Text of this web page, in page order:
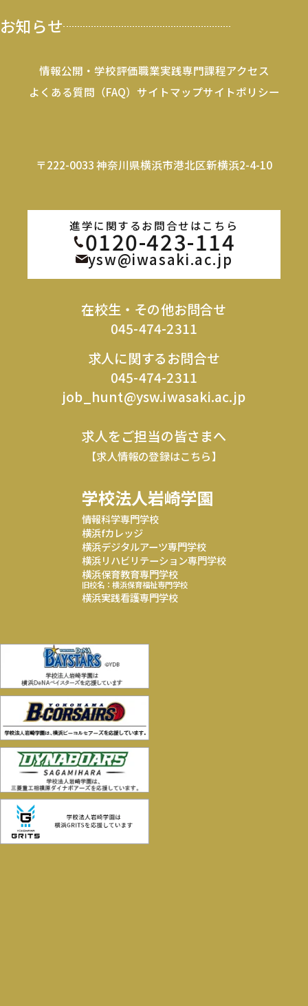
お知らせ
情報公開・学校評価職業実践専門課程アクセス
よくある質問（FAQ） サイトマップサイトポリシー
〒222-0033 神奈川県横浜市港北区新横浜2-4-10
進学に関するお問合せはこちら
0120-423-114
ysw@iwasaki.ac.jp
在校生・その他お問合せ
045-474-2311
求人に関するお問合せ
045-474-2311
job_hunt@ysw.iwasaki.ac.jp
求人をご担当の皆さまへ
【求人情報の登録はこちら】
学校法人岩崎学園
情報科学専門学校
横浜fカレッジ
横浜デジタルアーツ専門学校
横浜リハビリテーション専門学校
横浜保育教育専門学校
旧校名：横浜保育福祉専門学校
横浜実践看護専門学校